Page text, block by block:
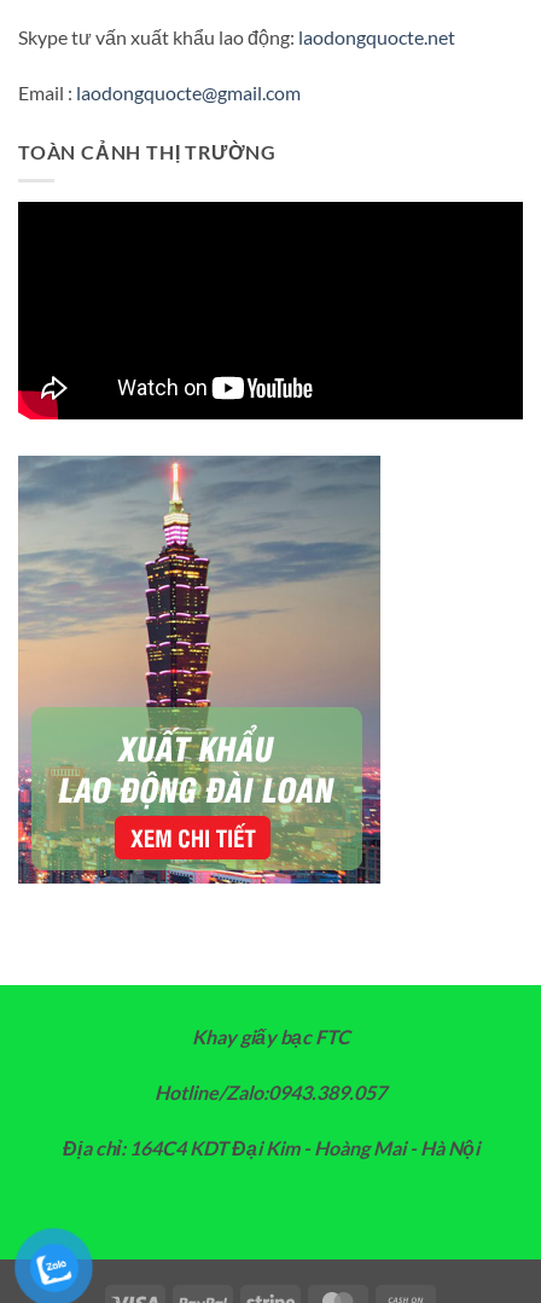
Skype tư vấn xuất khẩu lao động: laodongquocte.net
Email : laodongquocte@gmail.com
TOÀN CẢNH THỊ TRƯỜNG
Khay giấy bạc FTC
Hotline/Zalo:0943.389.057
Địa chỉ: 164C4 KDT Đại Kim - Hoàng Mai - Hà Nội